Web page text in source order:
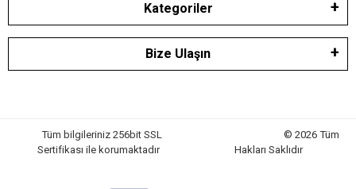
Kategoriler
Bize Ulaşın
Tüm bilgileriniz 256bit SSL
Sertifikası ile korumaktadır
© 2026 Tüm
Hakları Saklıdır